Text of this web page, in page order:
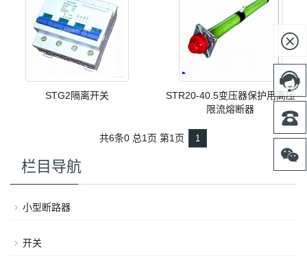
STG2隔离开关
STR20-40.5变压器保护用高压
限流熔断器
共6条0 总1页 第1页 1
栏目导航
小型断路器
开关



